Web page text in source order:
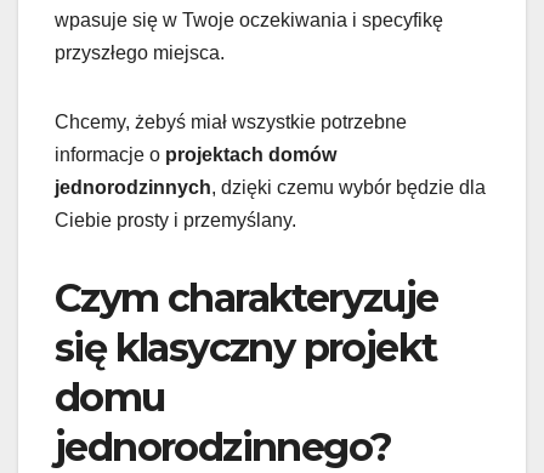
wpasuje się w Twoje oczekiwania i specyfikę
przyszłego miejsca.
Chcemy, żebyś miał wszystkie potrzebne
informacje o projektach domów
jednorodzinnych, dzięki czemu wybór będzie dla
Ciebie prosty i przemyślany.
Czym charakteryzuje
się klasyczny projekt
domu
jednorodzinnego?